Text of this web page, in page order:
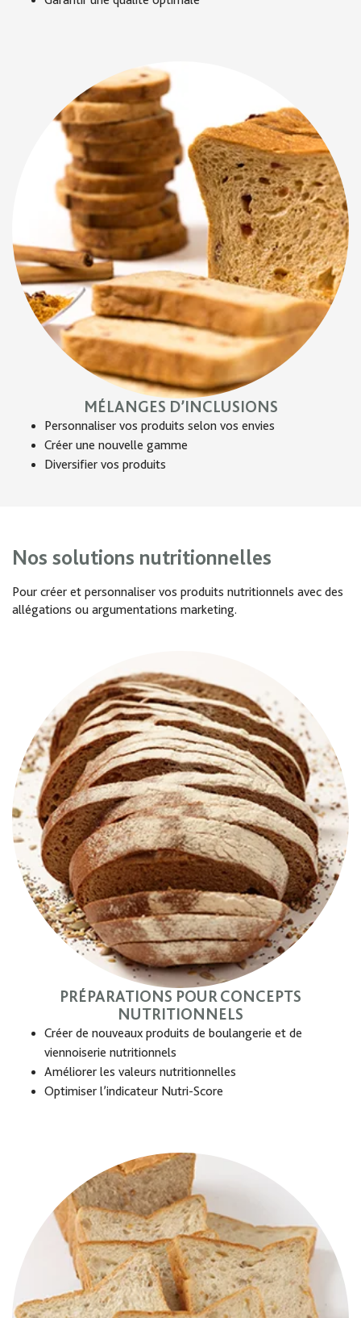
MÉLANGES D’INCLUSIONS
Personnaliser vos produits selon vos envies
Créer une nouvelle gamme
Diversifier vos produits
Nos solutions nutritionnelles
Pour créer et personnaliser vos produits nutritionnels avec des
allégations ou argumentations marketing.
PRÉPARATIONS POUR CONCEPTS
NUTRITIONNELS
Créer de nouveaux produits de boulangerie et de
viennoiserie nutritionnels
Améliorer les valeurs nutritionnelles
Optimiser l’indicateur Nutri-Score